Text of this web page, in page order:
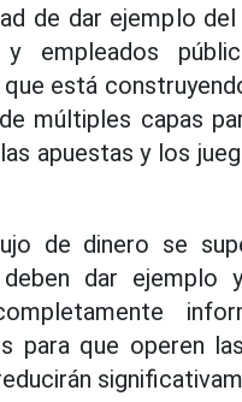
de dar ejemplo
y empleados
está
múltiples capas
apuestas y los
de dinero se
deben dar ejemplo
para que operen